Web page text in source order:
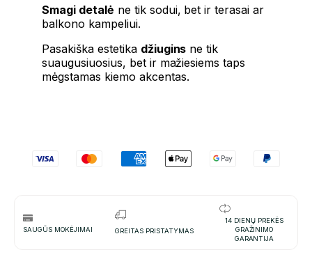
Smagi detalė ne tik sodui, bet ir terasai ar
balkono kampeliui.
Pasakiška estetika džiugins ne tik
suaugusiuosius, bet ir mažiesiems taps
mėgstamas kiemo akcentas.
SAUGŪS MOKĖJIMAI GREITAS PRISTATYMAS
14 DIENŲ PREKĖS
GRAŽINIMO
GARANTIJA